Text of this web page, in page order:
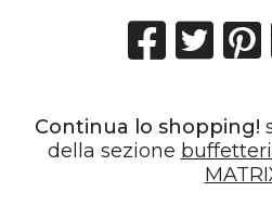
Continua lo shopping!
della sezione